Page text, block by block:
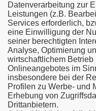
Datenverarbeitung zur
Leistungen (z.B.
Services erforderlich,
eine Einwilligung der
seiner berechtigten
Analyse, Optimierung
wirtschaftlichem
Onlineangebotes im
insbesondere bei der
Profilen zu Werbe- und
Erhebung von
Drittanbietern.